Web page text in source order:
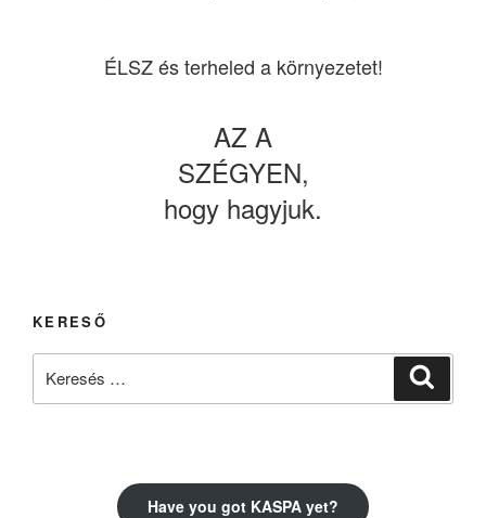
ÉLSZ és terheled a környezetet!
AZ A
SZÉGYEN,
hogy hagyjuk.
KERESŐ
Have you got KASPA yet?